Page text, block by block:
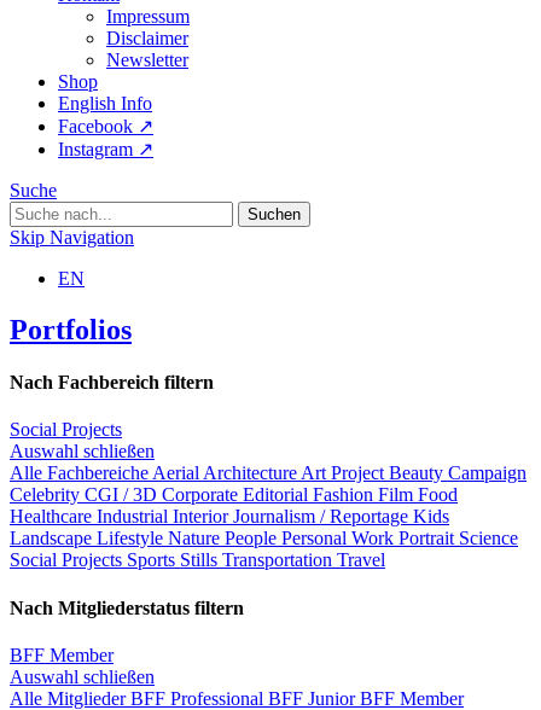
Impressum
Disclaimer
Newsletter
Shop
English Info
Facebook ↗︎
Instagram ↗︎
Suche
Skip Navigation
EN
Portfolios
Nach Fachbereich filtern
Social Projects
Auswahl schließen
Alle Fachbereiche Aerial Architecture Art Project Beauty Campaign
Celebrity CGI / 3D Corporate Editorial Fashion Film Food
Healthcare Industrial InteriorJournalism / Reportage Kids
Landscape Lifestyle Nature People Personal Work Portrait Science
Social Projects Sports Stills Transportation Travel
Nach Mitgliederstatus filtern
BFF Member
Auswahl schließen
Alle MitgliederBFF Professional BFF JuniorBFF Member